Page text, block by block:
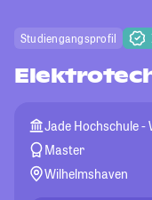
Studiengangsprofil
Jade Hochschule
Master
Wilhelmshaven